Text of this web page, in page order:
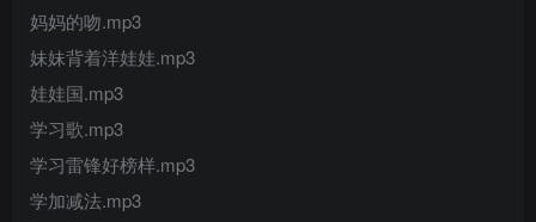
妈妈的吻.mp3
妹妹背着洋娃娃.mp3
娃娃国.mp3
学习歌.mp3
学习雷锋好榜样.mp3
学加减法.mp3